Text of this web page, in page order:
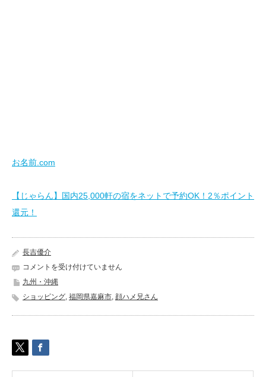
お名前.com
【じゃらん】国内25,000軒の宿をネットで予約OK！2％ポイント
還元！
長吉優介
寒
北
酒
県
嘉
コメントを受け付けていません
九州・沖縄
ショッピング 福岡県嘉麻市 顔ハメ兄さん